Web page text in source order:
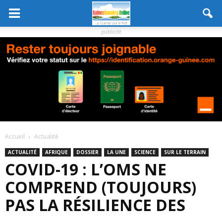
publicité
Accueil Actualité
ACTUALITÉ AFRIQUE DOSSIER LA UNE SCIENCE SUR LE TERRAIN
COVID-19 : L’OMS NE
COMPREND (TOUJOURS)
PAS LA RÉSILIENCE DES